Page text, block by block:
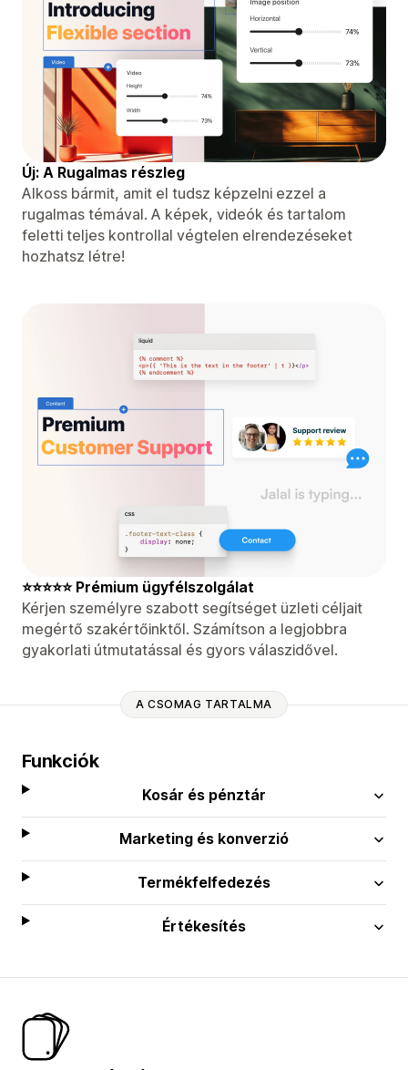
Új: A Rugalmas részleg
Alkoss bármit, amit el tudsz képzelni ezzel a
rugalmas témával. A képek, videók és tartalom
feletti teljes kontrollal végtelen elrendezéseket
hozhatsz létre!
⭐⭐⭐⭐⭐ Prémium ügyfélszolgálat
Kérjen személyre szabott segítséget üzleti céljait
megértő szakértőinktől. Számítson a legjobbra
gyakorlati útmutatással és gyors válaszidővel.
A CSOMAG TARTALMA
Funkciók
Kosár és pénztár
Marketing és konverzió
Termékfelfedezés
Értékesítés